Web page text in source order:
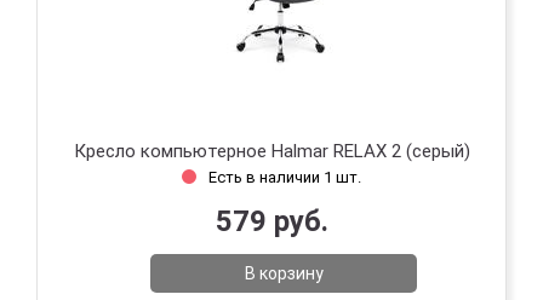
Кресло компьютерное Halmar RELAX 2 (серый)
Есть в наличии 1 шт.
579 руб.
В корзину